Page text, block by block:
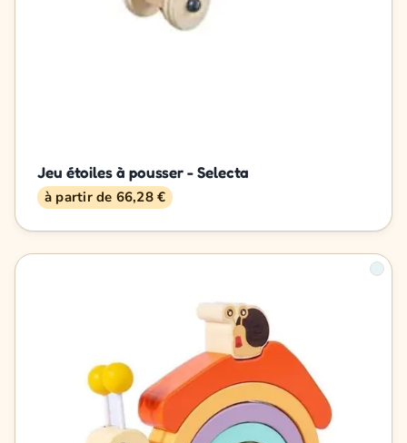
Jeu étoiles à pousser - Selecta
à partir de 66,28 €